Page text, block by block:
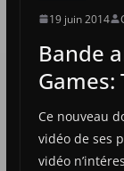
19 juin 2014
Bande
Games:
Ce nouveau
vidéo de ses
vidéo